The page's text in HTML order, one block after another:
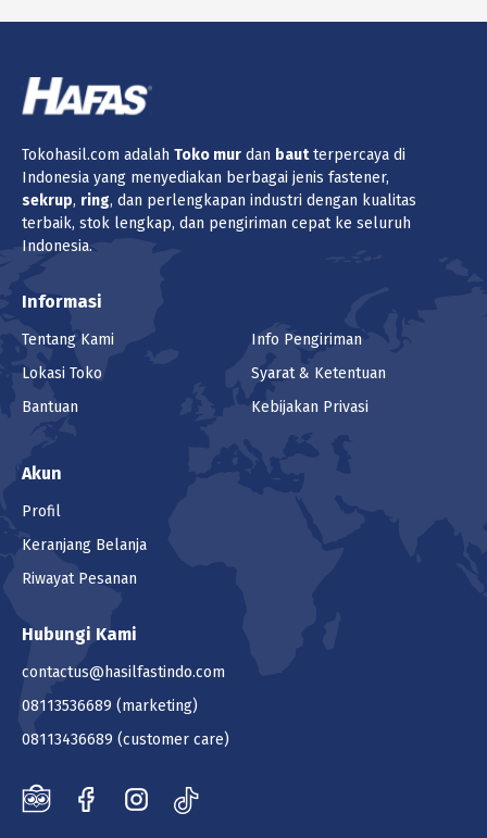
Tokohasil.com adalah Toko mur dan bautterpercaya di
Indonesia yang menyediakan berbagai jenis fastener,
sekrup, ring, dan perlengkapan industri dengan kualitas
terbaik, stok lengkap, dan pengiriman cepat ke seluruh
Indonesia.
Informasi
Tentang Kami
Lokasi Toko
Bantuan
Info Pengiriman
Syarat & Ketentuan
Kebijakan Privasi
Akun
Profil
Keranjang Belanja
Riwayat Pesanan
Hubungi Kami
contactus@hasilfastindo.com
08113536689 (marketing)
08113436689 (customer care)